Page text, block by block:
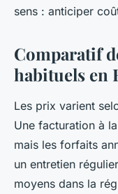
sens : anticiper
Comparatif
habituels en
Les prix varient
Une facturation à
mais les forfaits
un entretien
moyens dans la